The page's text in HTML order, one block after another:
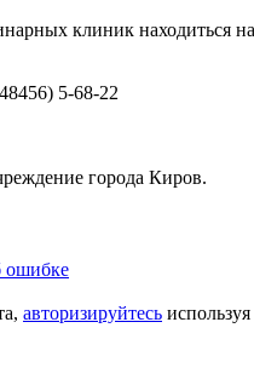
клиник находиться на
5-68-22
города Киров.
ошибке
авторизируйтесь